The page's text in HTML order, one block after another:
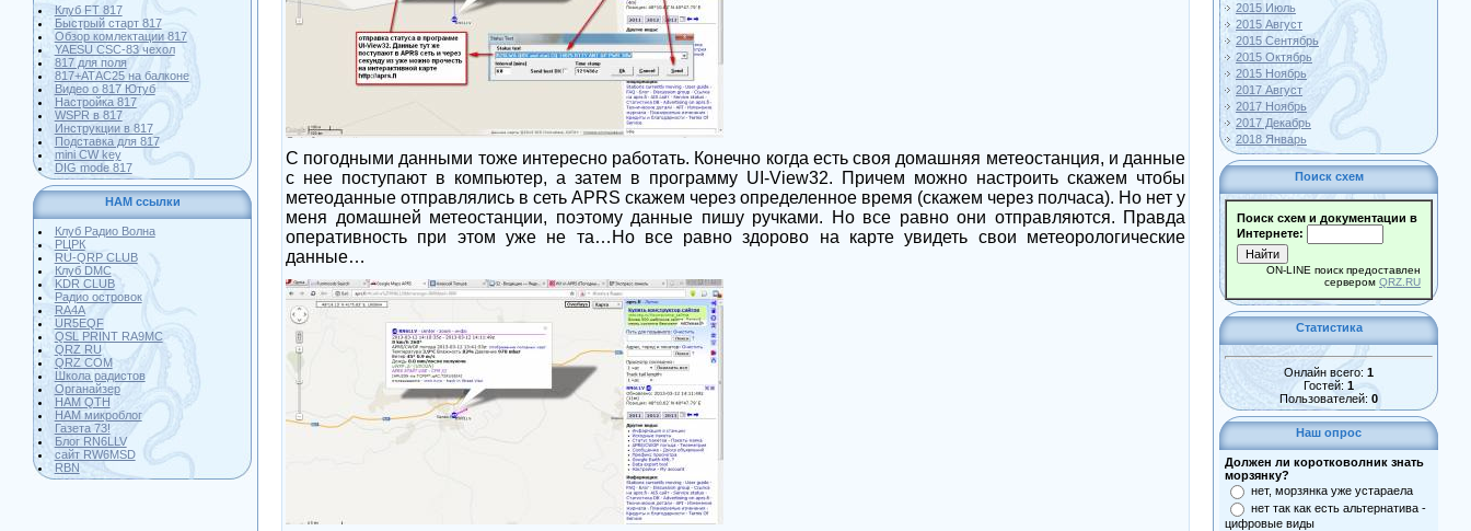
Клуб FT 817
Быстрый старт 817
Обзор комлектации 817
YAESU CSC-83 чехол
817 для поля
817+АТАС25 на балконе
Видео о 817 Ютуб
Настройка 817
WSPR в 817
Инструкции в 817
Подставка для 817
mini CW key
DIG mode 817
HAM ссылки
Клуб Радио Волна
РЦРК
RU-QRP CLUB
Клуб DMC
KDR CLUB
Радио островок
RA4A
UR5EQF
QSL PRINT RA9MC
QRZ RU
QRZ COM
Школа радистов
Органайзер
HAM QTH
HAM микроблог
Газета 73!
Блог RN6LLV
сайт RW6MSD
RBN
С погодными данными тоже интересно работать. Конечно когда есть своя домашняя метеостанция, и данные
с нее поступают в компьютер, а затем в программу UI-View32. Причем можно настроить скажем чтобы
метеоданные отправлялись в сеть APRS скажем через определенное время (скажем через полчаса). Но нет у
меня домашней метеостанции, поэтому данные пишу ручками. Но все равно они отправляются. Правда
оперативность при этом уже не та…Но все равно здорово на карте увидеть свои метеорологические
данные…
2015 Июль
2015 Август
2015 Сентябрь
2015 Октябрь
2015 Ноябрь
2017 Август
2017 Ноябрь
2017 Декабрь
2018 Январь
Поиск схем
Поиск схем и документации в
Интернете:
ON-LINE поиск предоставлен
сервером QRZ.RU
Статистика
Онлайн всего: 1
Гостей: 1
Пользователей: 0
Наш опрос
Должен ли коротковолник знать
морзянку?
нет, морзянка уже устараела
нет так как есть альтернатива -
цифровые виды